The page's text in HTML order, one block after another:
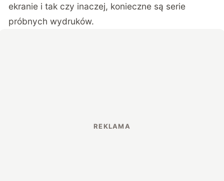
ekranie i tak czy inaczej, konieczne są serie
próbnych wydruków.